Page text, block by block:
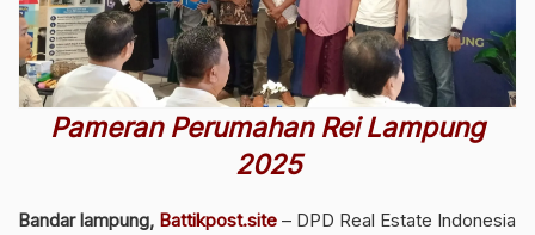
Pameran Perumahan Rei Lampung
2025
Bandar lampung, Battikpost.site – DPD Real Estate Indonesia